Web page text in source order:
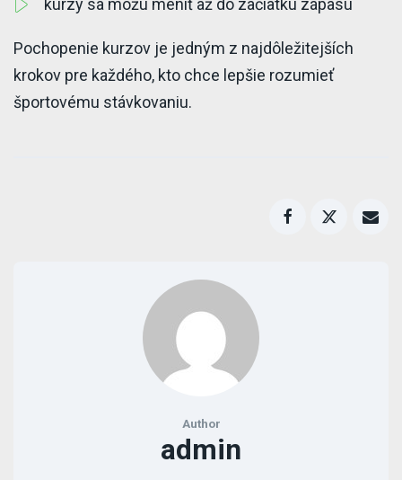
kurzy sa môžu meniť až do začiatku zápasu
Pochopenie kurzov je jedným z najdôležitejších
krokov pre každého, kto chce lepšie rozumieť
športovému stávkovaniu.
Author
admin